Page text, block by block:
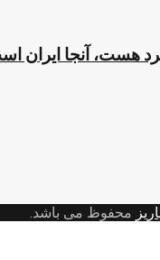
هست، آنجا ایران
محفوظ می باشد.